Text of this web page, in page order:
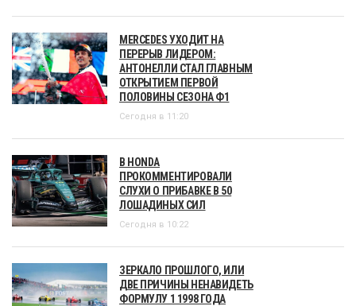
MERCEDES УХОДИТ НА
ПЕРЕРЫВ ЛИДЕРОМ:
АНТОНЕЛЛИ СТАЛ ГЛАВНЫМ
ОТКРЫТИЕМ ПЕРВОЙ
ПОЛОВИНЫ СЕЗОНА Ф1
Сегодня в 11:20
В HONDA
ПРОКОММЕНТИРОВАЛИ
СЛУХИ О ПРИБАВКЕ В 50
ЛОШАДИНЫХ СИЛ
Сегодня в 10:22
ЗЕРКАЛО ПРОШЛОГО, ИЛИ
ДВЕ ПРИЧИНЫ НЕНАВИДЕТЬ
ФОРМУЛУ 1 1998 ГОДА